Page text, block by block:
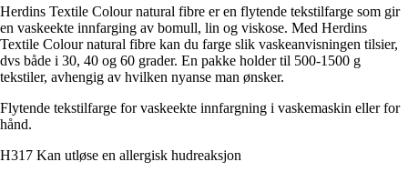
Herdins Textile Colour natural fibre er en flytende tekstilfarge som gir
en vaskeekte innfarging av bomull, lin og viskose. Med Herdins
Textile Colour natural fibre kan du farge slik vaskeanvisningen tilsier,
dvs både i 30, 40 og 60 grader. En pakke holder til 500-1500 g
tekstiler, avhengig av hvilken nyanse man ønsker.
Flytende tekstilfarge for vaskeekte innfargning i vaskemaskin eller for
hånd.
H317 Kan utløse en allergisk hudreaksjon